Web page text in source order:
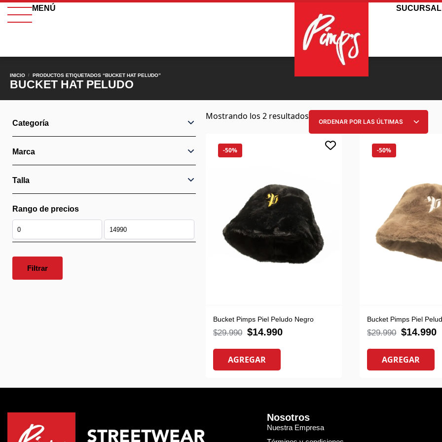
MENÚ
INICIO / PRODUCTOS ETIQUETADOS “BUCKET HAT PELUDO”
BUCKET HAT PELUDO
Categoría
Marca
Talla
Rango de precios
Filtrar
Mostrando los 2 resultados
-50%
Bucket Pimps Piel Peludo Negro
$29.990 $14.990
AGREGAR
-50%
Bucket Pimps Piel
$29.990 $14.990
AGREGAR
Nosotros
Nuestra Empresa